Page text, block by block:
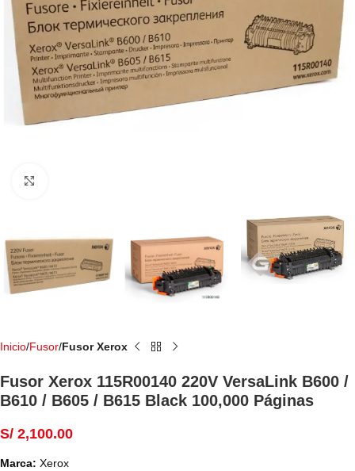
Inicio Fusor Fusor Xerox
Fusor Xerox 115R00140 220V VersaLink B600 /
B610 / B605 / B615 Black 100,000 Páginas
S/ 2,100.00
Marca: Xerox